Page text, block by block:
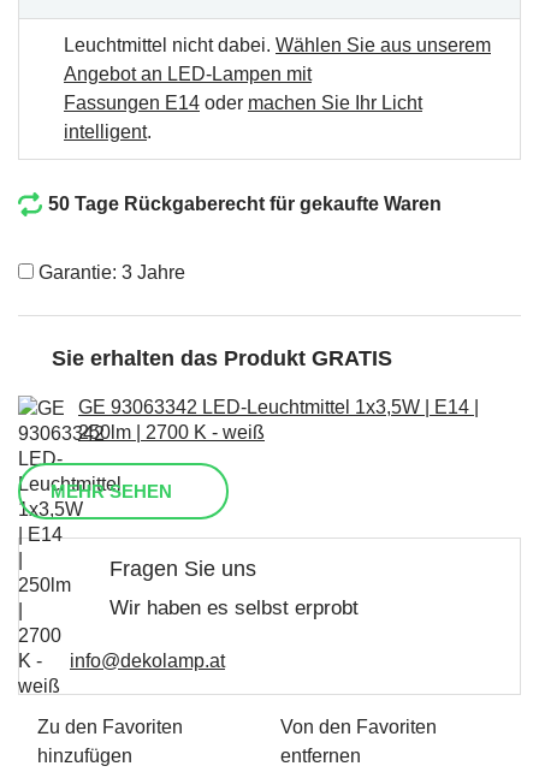
Leuchtmittel nicht dabei. Wählen Sie aus unserem
Angebot an LED-Lampen mit
Fassungen E14 oder machen Sie Ihr Licht
intelligent.
50 Tage Rückgaberecht für gekaufte Waren
Garantie: 3 Jahre
Sie erhalten das Produkt GRATIS
GE 93063342 LED-Leuchtmittel 1x3,5W | E14 |
250lm | 2700 K - weiß
MEHR SEHEN
Fragen Sie uns
Wir haben es selbst erprobt
info@dekolamp.at
Zu den Favoriten
hinzufügen
Von den Favoriten
entfernen